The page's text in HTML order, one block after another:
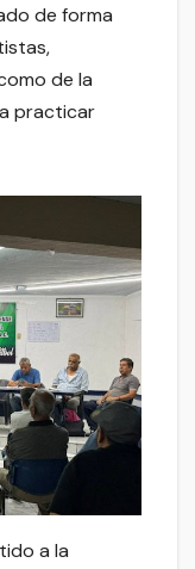
de forma
de la
practicar
a la